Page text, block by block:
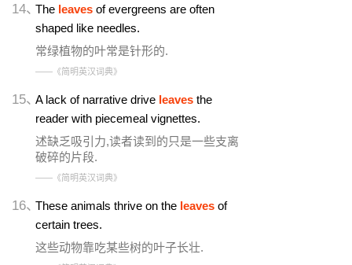
14、The leaves of evergreens are often
shaped like needles.
常绿植物的叶常是针形的.
——《简明英汉词典》
15、A lack of narrative drive leaves the
reader with piecemeal vignettes.
述缺乏吸引力,读者读到的只是一些支离
破碎的片段.
——《简明英汉词典》
16、These animals thrive on the leaves of
certain trees.
这些动物靠吃某些树的叶子长壮.